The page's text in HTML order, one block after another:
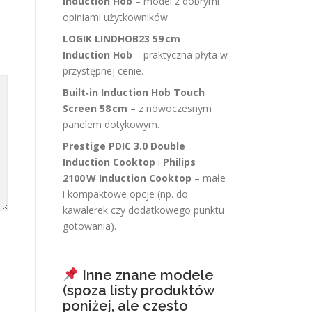
opiniami użytkowników.
LOGIK LINDHOB23 59 cm
Induction Hob – praktyczna płyta w
przystępnej cenie.
Built‑in Induction Hob Touch
Screen 58 cm – z nowoczesnym
panelem dotykowym.
Prestige PDIC 3.0 Double
Induction Cooktop i Philips
2100 W Induction Cooktop – małe
i kompaktowe opcje (np. do
kawalerek czy dodatkowego punktu
gotowania).
Inne znane modele
(spoza listy produktów
poniżej, ale często